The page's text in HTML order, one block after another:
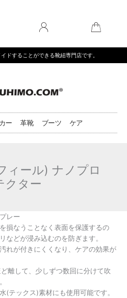
ドすることができる靴紐専門店です。
ー 革靴 ブーツ ケア
ィール) ナノプロ
クター
レー
損なうことなく表面を保護するの
などが浸み込むのを防ぎます。
れが付きにくくなり、ケアの効果が
離して、少しずつ数回に分けて吹
(テックス)素材にも使用可能です。